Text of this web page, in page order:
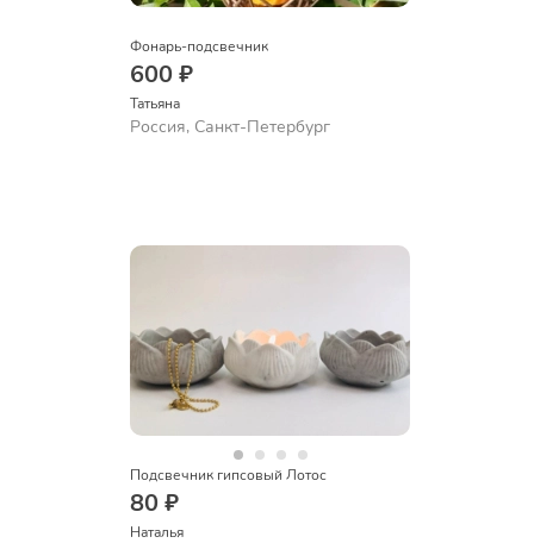
Фонарь-подсвечник
600 ₽
Татьяна
Россия, Санкт-Петербург
Подсвечник гипсовый Лотос
80 ₽
Наталья